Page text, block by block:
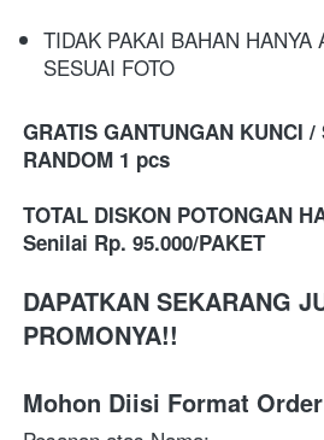
TIDAK PAKAI BAHAN HANYA
SESUAI FOTO
GRATIS GANTUNGAN KUNCI
RANDOM 1 pcs
TOTAL DISKON POTONGAN
Senilai Rp. 95.000/PAKET
DAPATKAN SEKARANG
PROMONYA!!
Mohon Diisi Format